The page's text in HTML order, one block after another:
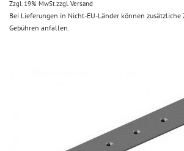
Zzgl. 19% MwSt.zzgl.Versand
Bei Lieferungen in Nicht-EU-Länder können zusätzliche
Gebühren anfallen.